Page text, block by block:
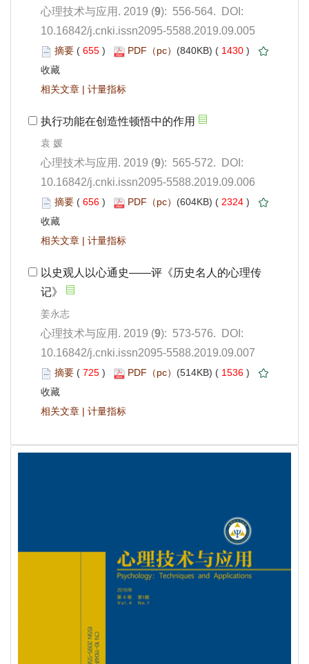
): 556-564. DOI:
10.16842/j.cnki.issn2095-5588.2019.09.005
655 ) 1430 )
|
): 565-572. DOI:
10.16842/j.cnki.issn2095-5588.2019.09.006
656 ) 2324 )
|
): 573-576. DOI:
10.16842/j.cnki.issn2095-5588.2019.09.007
725 ) 1536 )
|